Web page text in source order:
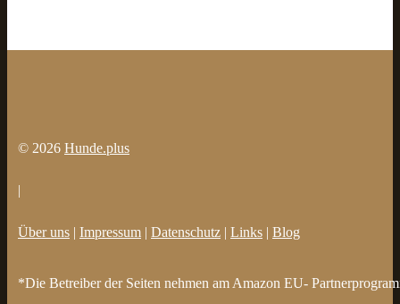
© 2026 Hunde.plus
|
Über uns | Impressum | Datenschutz | Links | Blog
*Die Betreiber der Seiten nehmen am Amazon EU-